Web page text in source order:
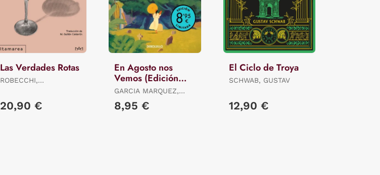
Las Verdades Rotas
ROBECCHI,
20,90 €
En Agosto nos
Vemos (Edición
Limitada)
GARCIA MARQUEZ,
8,95 €
El Ciclo de Troya
SCHWAB, GUSTAV
12,90 €